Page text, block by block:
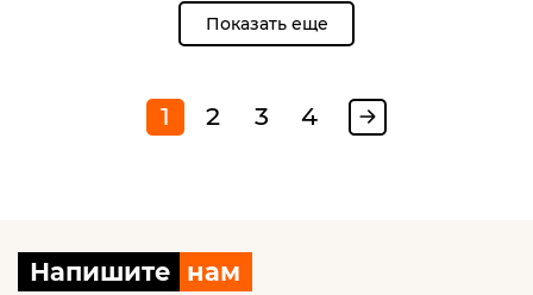
Показать еще
1 2 3 4
Напишите нам